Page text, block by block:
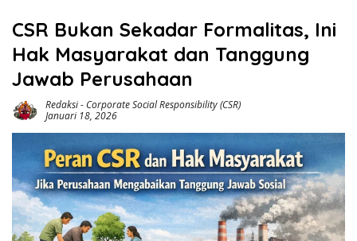
CSR Bukan Sekadar Formalitas, Ini
Hak Masyarakat dan Tanggung
Jawab Perusahaan
Redaksi- Corporate Social Responsibility (CSR)
Januari 18, 2026